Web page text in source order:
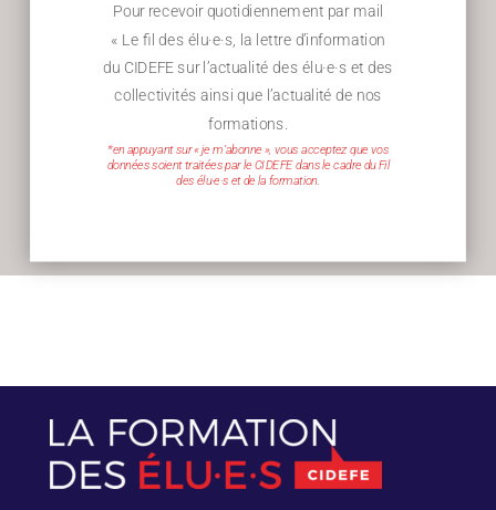
Pour recevoir quotidiennement par mail
« Le fil des élu·e·s, la lettre d’information
du CIDEFE sur l’actualité des élu·e·s et des
collectivités ainsi que l’actualité de nos
formations.
*en appuyant sur « je m’abonne », vous acceptez que vos
données soient traitées par le CIDEFE dans le cadre du Fil
des élu·e·s et de la formation.